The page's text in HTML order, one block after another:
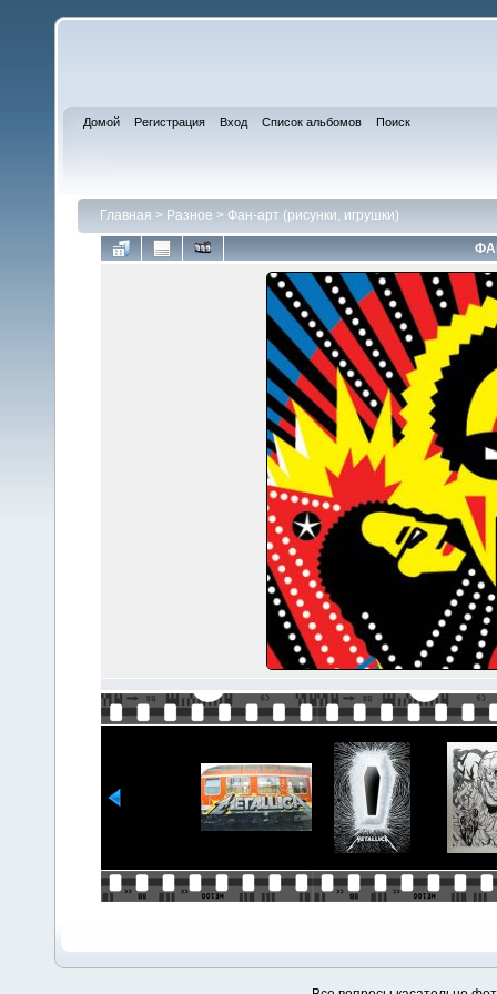
Домой Регистрация Вход Список альбомов Поиск
Главная > Разное > Фан-арт (рисунки, игрушки)